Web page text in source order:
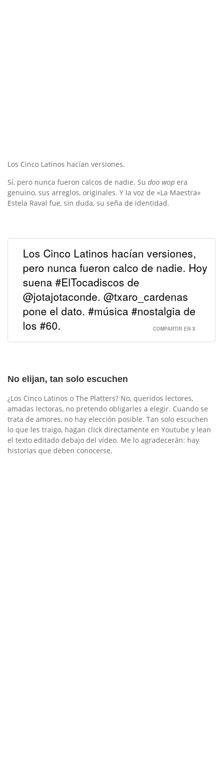
Los Cinco Latinos hacían versiones.
Sí, pero nunca fueron calcos de nadie. Su doo wop era
genuino, sus arreglos, originales. Y la voz de «La Maestra»
Estela Raval fue, sin duda, su seña de identidad.
Los Cinco Latinos hacían versiones,
pero nunca fueron calco de nadie. Hoy
suena #ElTocadiscos de
@jotajotaconde. @txaro_cardenas
pone el dato. #música #nostalgia de
los #60.
COMPARTIR EN X
No elijan, tan solo escuchen
¿Los Cinco Latinos o The Platters? No, queridos lectores,
amadas lectoras, no pretendo obligarles a elegir. Cuando se
trata de amores, no hay elección posible. Tan solo escuchen
lo que les traigo, hagan click directamente en Youtube y lean
el texto editado debajo del vídeo. Me lo agradecerán: hay
historias que deben conocerse.